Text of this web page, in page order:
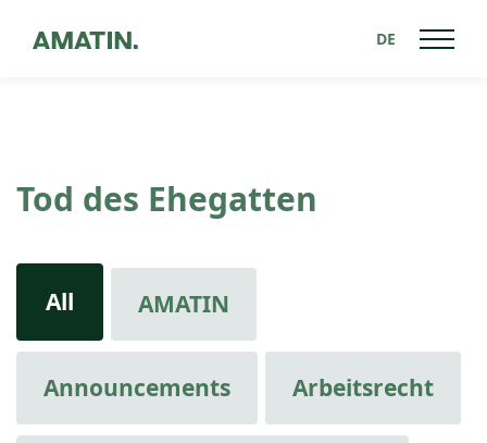
DE
Tod des Ehegatten
All AMATIN
Announcements Arbeitsrecht